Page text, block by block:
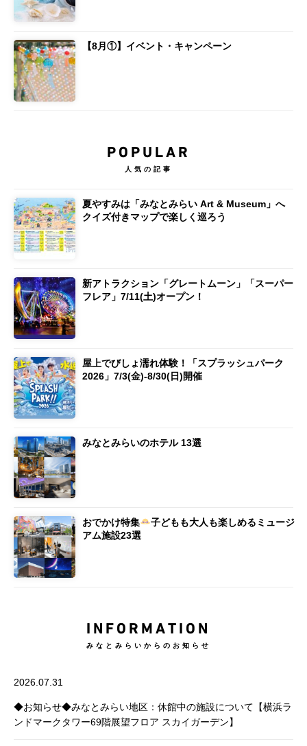
【8月①】イベント・キャンペーン
POPULAR
人気の記事
夏やすみは「みなとみらい Art & Museum」へ
クイズ付きマップで楽しく巡ろう
新アトラクション「グレートムーン」「スーパー
フレア」7/11(土)オープン！
屋上でびしょ濡れ体験！「スプラッシュパーク
2026」7/3(金)-8/30(日)開催
みなとみらいのホテル 13選
おでかけ特集
子どもも大人も楽しめるミュージ
アム施設23選
INFORMATION
みなとみらいからのお知らせ
2026.07.31
◆お知らせ◆みなとみらい地区：休館中の施設について【横浜ラ
ンドマークタワー69階展望フロア スカイガーデン】